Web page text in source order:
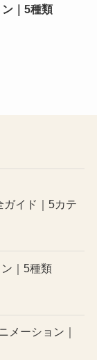
｜5種類
ガイド｜5カテ
｜5種類
メーション｜